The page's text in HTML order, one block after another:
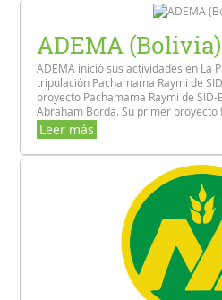
ADEMA (Bolivia)
ADEMA inició sus actividades en La
tripulación Pachamama Raymi de
proyecto Pachamama Raymi de
Abraham Borda. Su primer proyecto
Leer más